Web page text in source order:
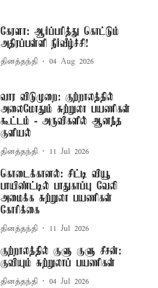
கேரளா: ஆர்ப்பரித்து கொட்டும்
அதிரப்பள்ளி நீர்வீழ்ச்சி!
தினத்தந்தி 04 Aug 2026
வார விடுமுறை: குற்றாலத்தில்
அலைமோதும் சுற்றுலா பயணிகள்
கூட்டம் - அருவிகளில் ஆனந்த
குளியல்
தினத்தந்தி 11 Jul 2026
கொடைக்கானல்: சிட்டி வியூ
பாயிண்ட்டில் பாதுகாப்பு வேலி
அமைக்க சுற்றுலா பயணிகள்
கோரிக்கை
தினத்தந்தி 11 Jul 2026
குற்றாலத்தில் குளு குளு சீசன்:
குவியும் சுற்றுலாப் பயணிகள்
தினத்தந்தி 04 Jul 2026